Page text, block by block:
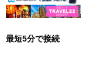
最短5分で接続